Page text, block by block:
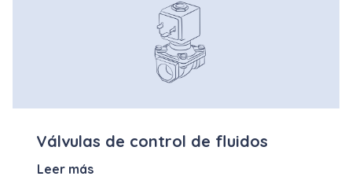
Válvulas de control de fluidos
Leer más